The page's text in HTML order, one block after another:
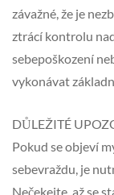
závažné, že je
ztrácí kontrolu
sebepoškození
vykonávat
DŮLEŽITÉ
Pokud se objeví
sebevraždu, je
Nečekejte, až se